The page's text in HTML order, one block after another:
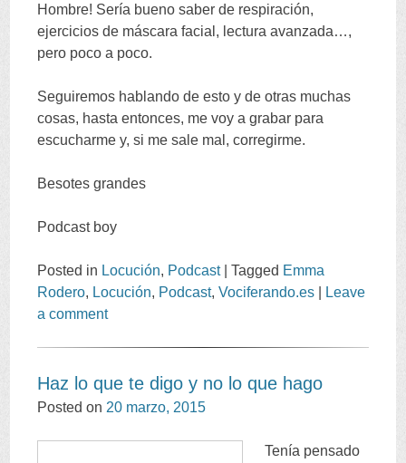
Hombre! Sería bueno saber de respiración,
ejercicios de máscara facial, lectura avanzada…,
pero poco a poco.
Seguiremos hablando de esto y de otras muchas
cosas, hasta entonces, me voy a grabar para
escucharme y, si me sale mal, corregirme.
Besotes grandes
Podcast boy
Posted in Locución, Podcast |Tagged Emma
Rodero, Locución, Podcast,Vociferando.es
Leave
a comment
Haz lo que te digo y no lo que hago
Posted on 20 marzo, 2015
Tenía pensado